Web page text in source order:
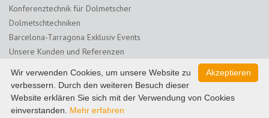
Konferenztechnik für Dolmetscher
Dolmetschtechniken
Barcelona-Tarragona Exklusiv Events
Unsere Kunden und Referenzen
Weiterbildung Übersetzer
DATENSCHUTZ
Akzeptieren
Wir verwenden Cookies, um unsere Website zu
verbessern. Durch den weiteren Besuch dieser
Website erklären Sie sich mit der Verwendung von Cookies
einverstanden. Mehr erfahren